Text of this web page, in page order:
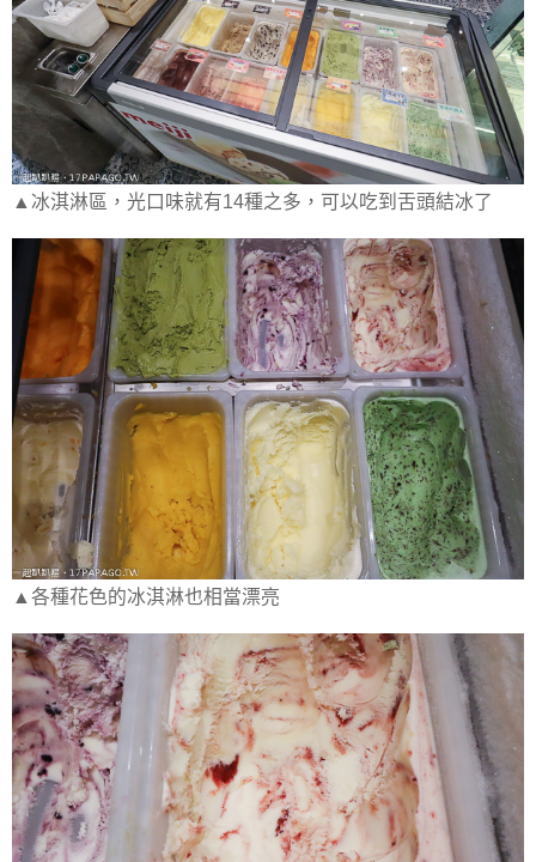
▲冰淇淋區，光口味就有14種之多，可以吃到舌頭結冰了
▲各種花色的冰淇淋也相當漂亮